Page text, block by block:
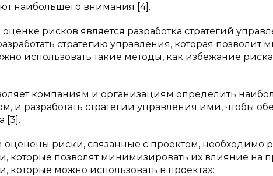
наибольшего внимания [4].
рисков является разработка стратегий
стратегию управления, которая
использовать такие методы, как избежание
компаниям и организациям определить
и разработать стратегии управления ими, чтобы
[3].
оценены риски, связанные с проектом, необходимо
которые позволят минимизировать их влияние на
которые можно использовать в проектах: